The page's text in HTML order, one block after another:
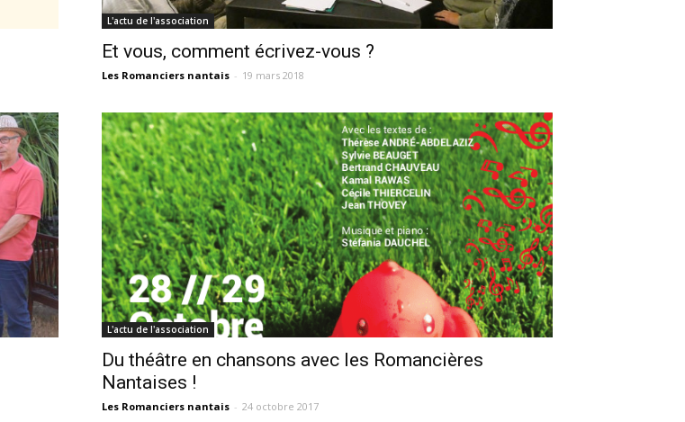
L'actu de l'association
Et vous, comment écrivez-vous ?
Les Romanciers nantais - 19 mars 2018
L'actu de l'association
Du théâtre en chansons avec les Romancières
Nantaises !
Les Romanciers nantais - 24 octobre 2017